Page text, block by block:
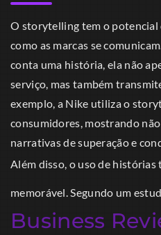
O storytelling tem o
como as marcas se
conta uma história, ela não
serviço, mas também
exemplo, a Nike utiliza o
consumidores, mostrando
narrativas de superação e
Além disso, o uso de histórias
memorável. Segundo um
Business